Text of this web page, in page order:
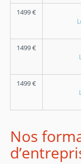
1499€
1499€
1499€
Nos